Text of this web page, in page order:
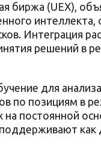
биржа (UEX),
интеллекта,
Интеграция
решений в
для
по позициям в
постоянной
как